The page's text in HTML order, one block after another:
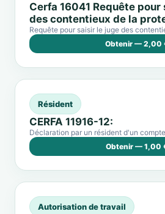
Cerfa 16041 Requête
des contentieux de la
Requête pour saisir le juge des
Obtenir — 2,00
Résident
CERFA 11916-12:
Déclaration par un résident d'un
Obtenir — 1,00
Autorisation de travail